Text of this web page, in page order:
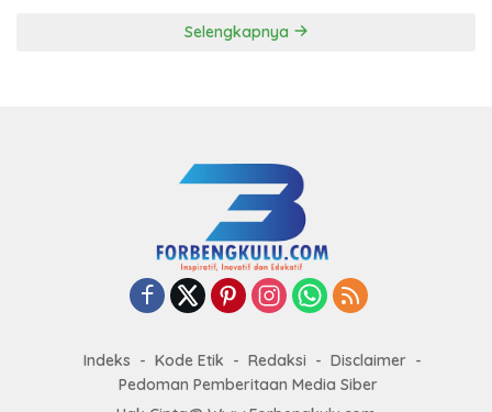
Selengkapnya
Indeks Kode Etik Redaksi
Disclaimer
Pedoman Pemberitaan Media Siber